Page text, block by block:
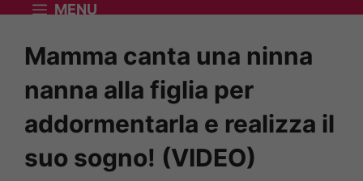
MENU
Mamma canta una ninna
nanna alla figlia per
addormentarla e realizza il
suo sogno! (VIDEO)